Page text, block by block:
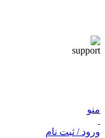
منو
ورود / ثبت نام